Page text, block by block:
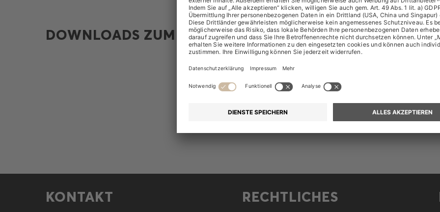
DOWNLOADS ZUM THEMA
KONTAKT RECHTLICHES